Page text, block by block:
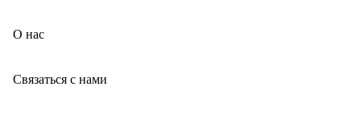
О нас
Связаться с нами